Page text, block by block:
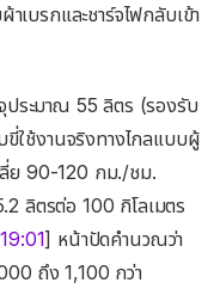
เบรกและชาร์จไฟกลับเข้า
ประมาณ 55 ลิตร (รองรับ
ขี่ใช้งานจริงทางไกลแบบผู้
ลี่ย 90-120 กม./ชม.
ลิตรต่อ 100 กิโลเมตร
19:01] หน้าปัดคำนวณว่า
ถึง 1,100 กว่า